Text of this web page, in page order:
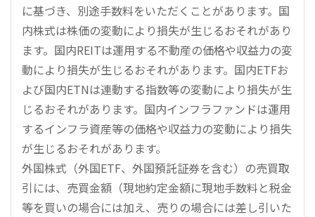
に基づき、別途手数料をいただくことがあります。国
内株式は株価の変動により損失が生じるおそれがあり
ます。国内REITは運用する不動産の価格や収益力の変
動により損失が生じるおそれがあります。国内ETFお
よび国内ETNは連動する指数等の変動により損失が生
じるおそれがあります。国内インフラファンドは運用
するインフラ資産等の価格や収益力の変動により損失
が生じるおそれがあります。
外国株式（外国ETF、外国預託証券を含む）の売買取
引には、売買金額（現地約定金額に現地手数料と税金
等を買いの場合には加え、売りの場合には差し引いた